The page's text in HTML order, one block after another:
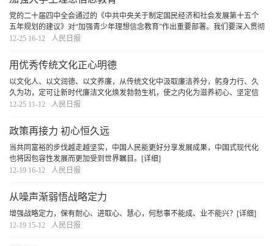
党的二十届四中全会通过的《中共中央关于制定国民经济和社会发展第十五个
五年规划的建议》对“加强青少年理想信念教育”作出重要部署。我们要深入贯彻
落实习近平总书记关于青年工作的重要论述和党中央决策部署，加强青年理想
12-25 16-12 人民日报
用优秀传统文化正心明德
以文化人、以文润德、以文养廉，从传统文化中汲取廉洁养分，躬身力行、久
久为功，定可让新时代廉洁文化焕发勃勃生机，使之内化为滋养初心、坚定信
念、涵养道德的思想自觉和行动自觉。
12-25 11-12 人民日报
政策再接力 初心恒久远
当共同富裕的步伐越走越坚实，中国人民能更好分享发展成果，中国式现代化
也将因包容性发展而更加受到世界瞩目。 [详细]
12-19 16-12
人民日报
从噪声渐弱悟战略定力
增强战略定力，保有耐心、进取心、慧心，何愁事不能成、业不能兴？ [详细]
12-19 15-12
人民日报